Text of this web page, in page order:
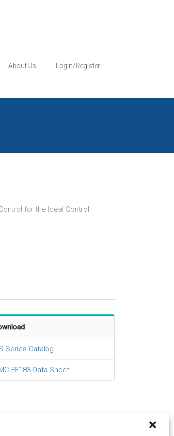
About Us Login/Register
for the Ideal Control
Series Catalog
EF183 Data Sheet